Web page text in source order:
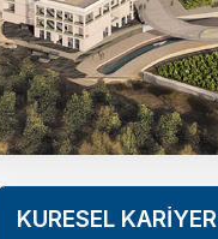
KÜRESEL KARİYER